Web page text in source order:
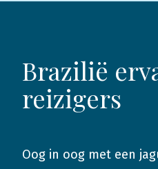
Brazilië
reizigers
2019
Oog in oog met een